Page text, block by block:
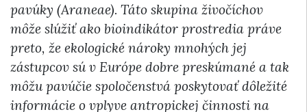
pavúky (Araneae). Táto skupina živočíchov
môže slúžiť ako bioindikátor prostredia práve
preto, že ekologické nároky mnohých jej
zástupcov sú v Európe dobre preskúmané a tak
môžu pavúčie spoločenstvá poskytovať dôležité
informácie o vplyve antropickej činnosti na